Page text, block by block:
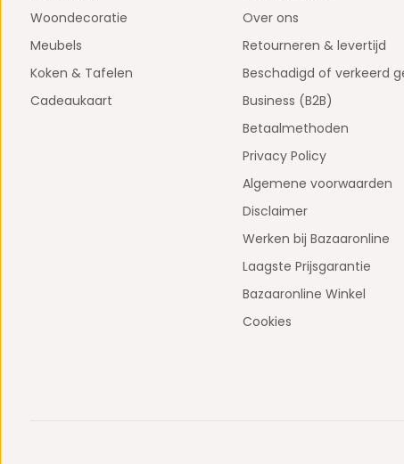
Woondecoratie
Meubels
Koken & Tafelen
Cadeaukaart
Over ons
Retourneren & levertijd
Beschadigd of verkeerd
Business (B2B)
Betaalmethoden
Privacy Policy
Algemene voorwaarden
Disclaimer
Werken bij Bazaaronline
Laagste Prijsgarantie
Bazaaronline Winkel
Cookies